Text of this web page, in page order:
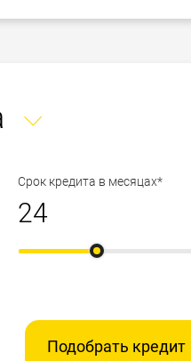
Срок кредита в месяцах*
Подобрать кредит